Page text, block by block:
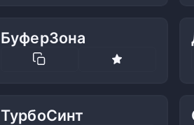
БуферЗона
ТурбоСинт